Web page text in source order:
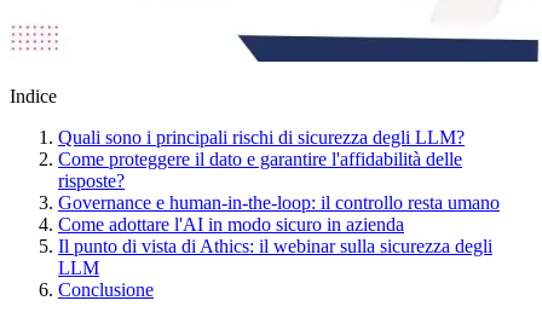
Indice
Quali sono i principali rischi di sicurezza degli LLM?
Come proteggere il dato e garantire l'affidabilità delle
risposte?
Governance e human-in-the-loop: il controllo resta umano
Come adottare l'AI in modo sicuro in azienda
Il punto di vista di Athics: il webinar sulla sicurezza degli
LLM
Conclusione